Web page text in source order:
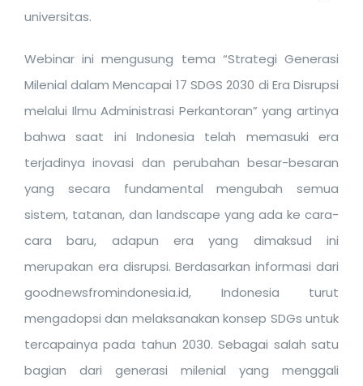
universitas.
Webinar ini mengusung tema “Strategi Generasi
Milenial dalam Mencapai 17 SDGS 2030 di Era Disrupsi
melalui Ilmu Administrasi Perkantoran” yang artinya
bahwa saat ini Indonesia telah memasukiera
terjadinya inovasi dan perubahan besar-besaran
yang secara fundamental mengubah semua
sistem, tatanan, dan landscape yang ada ke cara-
cara baru, adapun era yang dimaksud ini
merupakan era disrupsi. Berdasarkan informasi dari
goodnewsfromindonesia.id, Indonesia turut
mengadopsi dan melaksanakan konsep SDGs untuk
tercapainya pada tahun 2030. Sebagai salah satu
bagian dari generasi milenial yang menggali